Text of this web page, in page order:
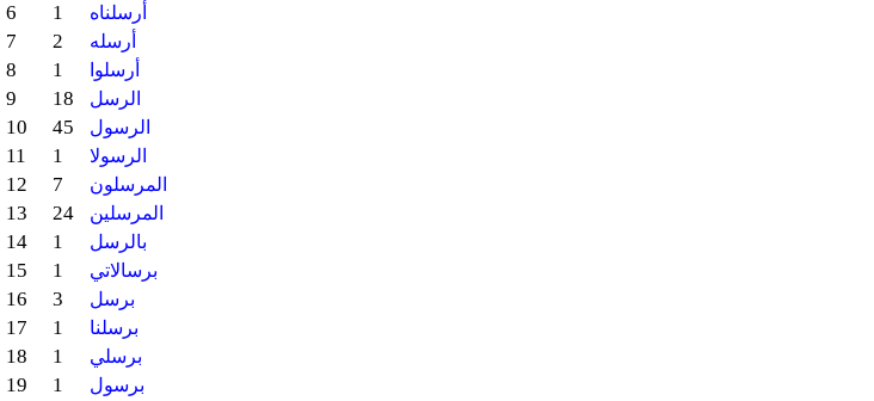
6 1 أرسلناه
7 2 أرسله
8 1 أرسلوا
9 18 الرسل
10 45 الرسول
11 1 الرسولا
12 7 المرسلون
13 24 المرسلين
14 1 بالرسل
15 1 برسالاتي
16 3 برسل
17 1 برسلنا
18 1 برسلي
19 1 برسول